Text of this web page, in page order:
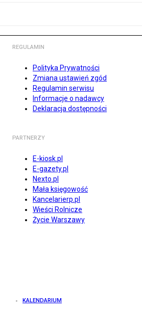
REGULAMIN
Polityka Prywatności
Zmiana ustawień zgód
Regulamin serwisu
Informacje o nadawcy
Deklaracja dostępności
PARTNERZY
E-kiosk.pl
E-gazety.pl
Nexto.pl
Mała księgowość
Kancelarierp.pl
Wieści Rolnicze
Życie Warszawy
KALENDARIUM